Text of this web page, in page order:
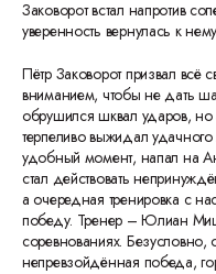
Заковорот встал напротив
уверенность вернулась к
Пётр Заковорот призвал
вниманием, чтобы не дать
обрушился шквал ударов, но
терпеливо выжидал
удобный момент, напал на
стал действовать
а очередная тренировка с
победу. Тренер – Юлиан
соревнованиях.
непревзойдённая победа,